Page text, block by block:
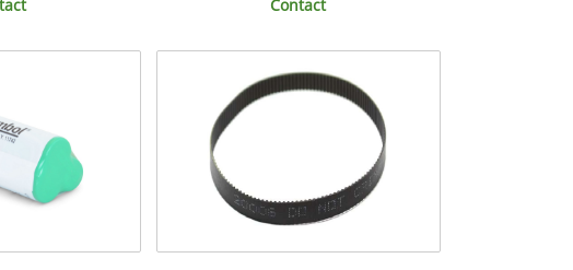
Contact